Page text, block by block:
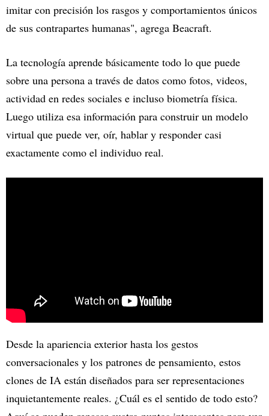
imitar con precisión los rasgos y comportamientos únicos
de sus contrapartes humanas", agrega Beacraft.
La tecnología aprende básicamente todo lo que puede
sobre una persona a través de datos como fotos, videos,
actividad en redes sociales e incluso biometría física.
Luego utiliza esa información para construir un modelo
virtual que puede ver, oír, hablar y responder casi
exactamente como el individuo real.
Desde la apariencia exterior hasta los gestos
conversacionales y los patrones de pensamiento, estos
clones de IA están diseñados para ser representaciones
inquietantemente reales. ¿Cuál es el sentido de todo esto?